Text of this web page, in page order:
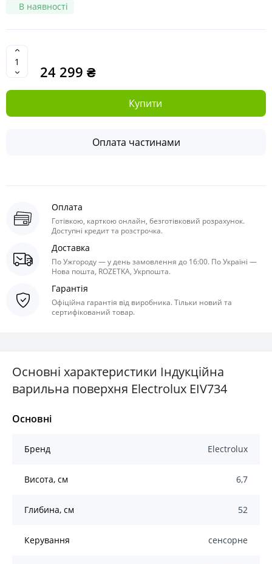
В наявності
24 299 ₴
Купити
Оплата частинами
Оплата
Готівкою, карткою онлайн, безготівковий розрахунок.
Доступні кредит та розстрочка.
Доставка
По Ужгороду — у день замовлення до 16:00. По Україні —
Нова пошта, ROZETKA, Укрпошта.
Гарантія
Офіційна гарантія від виробника. Тільки новий та
сертифікований товар.
Основні характеристики Індукційна
варильна поверхня Electrolux EIV734
Основні
Бренд Electrolux
Висота, см 6,7
Глибина, см 52
Керування сенсорне